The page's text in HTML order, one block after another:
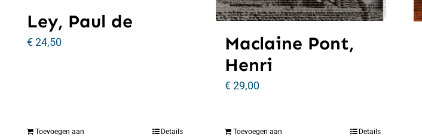
Ley, Paul de
€24,50
Toevoegen aan
Details
Maclaine Pont,
Henri
€29,00
Toevoegen aan
Details